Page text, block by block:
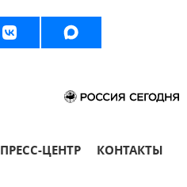
ПРЕСС-ЦЕНТР КОНТАКТЫ